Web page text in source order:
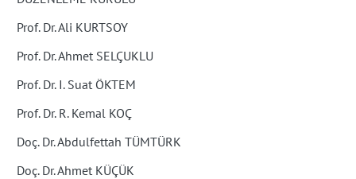
Prof. Dr. Ali KURTSOY
Prof. Dr. Ahmet SELÇUKLU
Prof. Dr. I. Suat ÖKTEM
Prof. Dr. R. Kemal KOÇ
Doç. Dr. Abdulfettah TÜMTÜRK
Doç. Dr. Ahmet KÜÇÜK